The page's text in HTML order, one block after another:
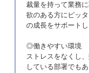
裁量を持って業務
欲のある方にピッ
の成長をサポートし
◎働きやすい環境
ストレスをなくし
している部署でも